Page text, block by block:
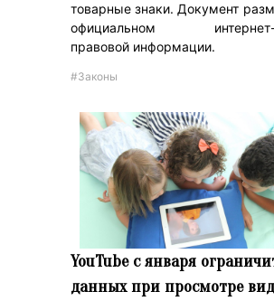
товарные знаки. Документ
официальном интернет-
правовой информации.
#Законы
YouTube с января
данных при просмотре